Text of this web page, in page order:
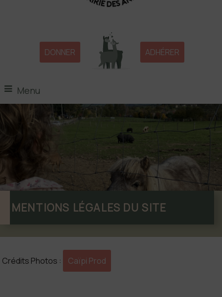
DONNER ADHÉRER
Menu
MENTIONS LÉGALES DU SITE
Crédits Photos : Caïpi Prod